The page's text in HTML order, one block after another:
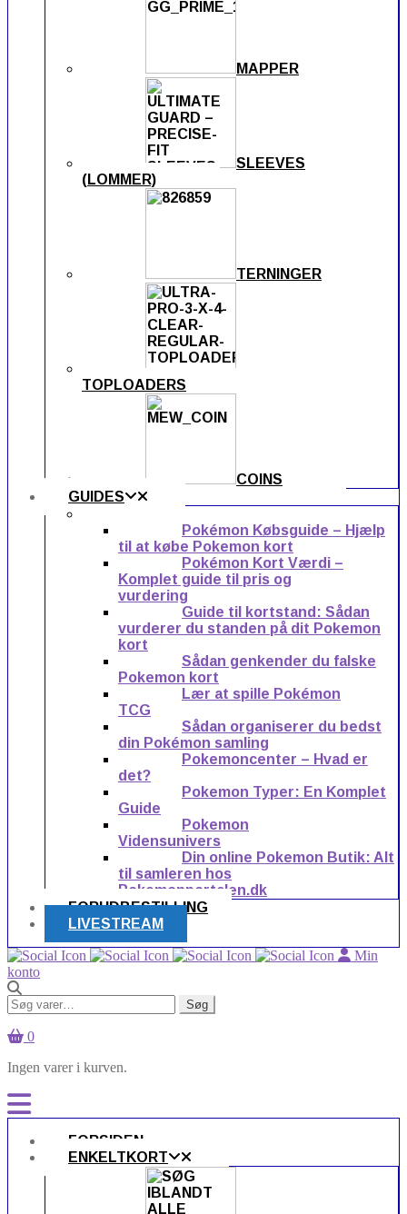
MAPPER
SLEEVES
(LOMMER)
TERNINGER
TOPLOADERS
COINS
GUIDES
Pokémon Købsguide – Hjælp
til at købe Pokemon kort
Pokémon Kort Værdi –
Komplet guide til pris og
vurdering
Guide til kortstand: Sådan
vurderer du standen på dit Pokemon
kort
Sådan genkender du falske
Pokemon kort
Lær at spille Pokémon
TCG
Sådan organiserer du bedst
din Pokémon samling
Pokemoncenter – Hvad er
det?
Pokemon Typer: En Komplet
Guide
Pokemon
Vidensunivers
Din online Pokemon Butik: Alt
til samleren hos
Pokemonportalen.dk
FORUDBESTILLING
LIVESTREAM
Min
konto
Søg
efter:
Søg
0
Ingen varer i kurven.
FORSIDEN
ENKELTKORT